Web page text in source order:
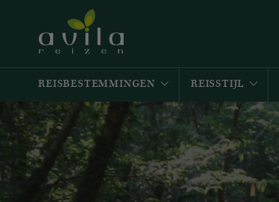
REISBESTEMMINGEN REISSTIJL